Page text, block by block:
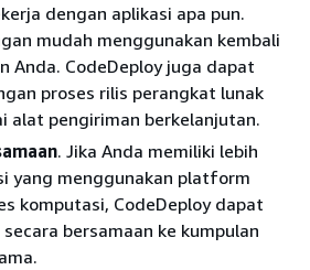
dengan aplikasi apa pun.
mudah menggunakan kembali
Anda. CodeDeploy juga dapat
proses rilis perangkat lunak
alat pengiriman berkelanjutan.
. Jika Anda memiliki lebih
yang menggunakan platform
komputasi, CodeDeploy dapat
bersamaan ke kumpulan